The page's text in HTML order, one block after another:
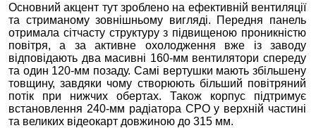
Основний акцент тут зроблено на ефективній вентиляції
та стриманому зовнішньому вигляді. Передня панель
отримала сітчасту структуру з підвищеною проникністю
повітря, а за активне охолодження вже із заводу
відповідають два масивні 160-мм вентилятори спереду
та один 120-мм позаду. Самі вертушки мають збільшену
товщину, завдяки чому створюють більший повітряний
потік при нижчих обертах. Також корпус підтримує
встановлення 240-мм радіатора СРО у верхній частині
та великих відеокарт довжиною до 315 мм.